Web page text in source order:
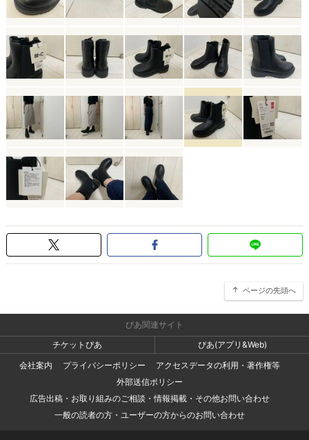
ページの先頭へ
ぴあ関連サイト
チケットぴあ
ぴあ(アプリ&Web)
会社案内
プライバシーポリシー
アクセスデータの利用・著作権等
外部送信ポリシー
広告出稿・お取り組みのご相談・情報掲載・その他お問い合わせ
一般の読者の方・ユーザーの方からのお問い合わせ